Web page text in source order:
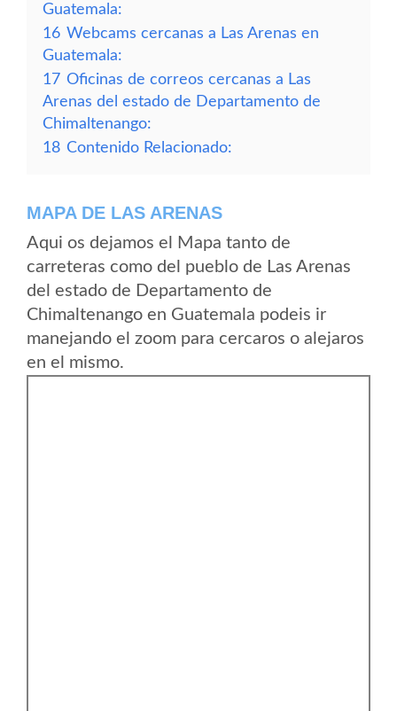
Guatemala:
16 Webcams cercanas a Las Arenas en
Guatemala:
17 Oficinas de correos cercanas a Las
Arenas del estado de Departamento de
Chimaltenango:
18 Contenido Relacionado:
MAPA DE LAS ARENAS
Aqui os dejamos el Mapa tanto de
carreteras como del pueblo de Las Arenas
del estado de Departamento de
Chimaltenango en Guatemala podeis ir
manejando el zoom para cercaros o alejaros
en el mismo.